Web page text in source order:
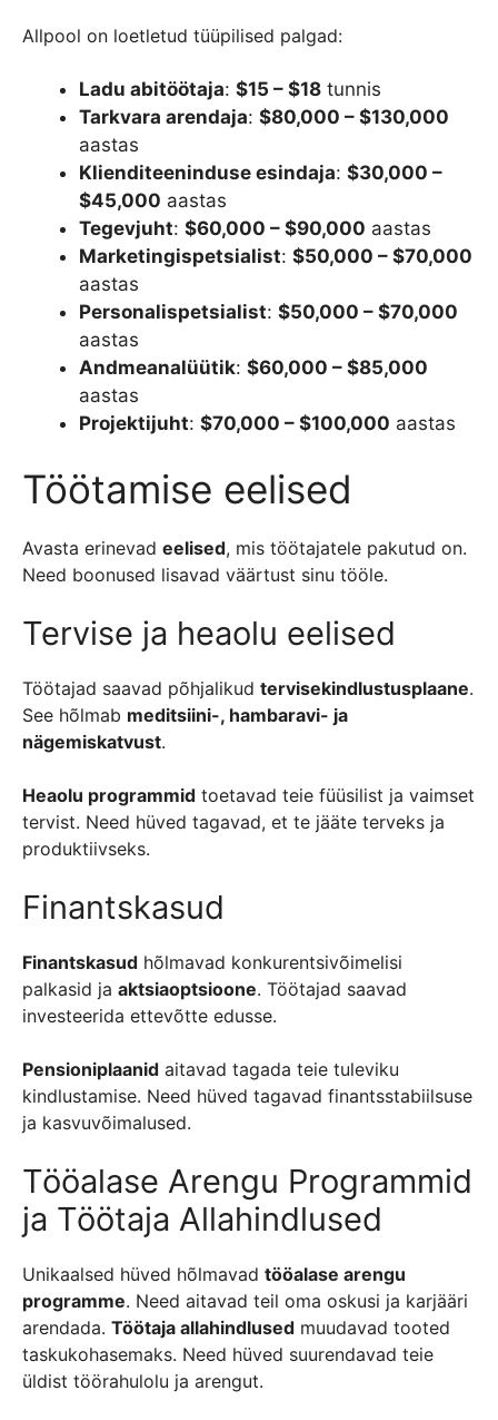
Allpool on loetletud tüüpilised palgad:
Ladu abitöötaja: $15 – $18 tunnis
Tarkvara arendaja: $80,000 – $130,000
aastas
Klienditeeninduse esindaja: $30,000 –
$45,000 aastas
Tegevjuht: $60,000 – $90,000 aastas
Marketingispetsialist: $50,000 – $70,000
aastas
Personalispetsialist: $50,000 – $70,000
aastas
Andmeanalüütik: $60,000 – $85,000
aastas
Projektijuht: $70,000 – $100,000 aastas
Töötamise eelised
Avasta erinevad eelised, mis töötajatele pakutud on.
Need boonused lisavad väärtust sinu tööle.
Tervise ja heaolu eelised
Töötajad saavad põhjalikud tervisekindlustusplaane.
See hõlmab meditsiini-, hambaravi- ja
nägemiskatvust.
Heaolu programmid toetavad teie füüsilist ja vaimset
tervist. Need hüved tagavad, et te jääte terveks ja
produktiivseks.
Finantskasud
Finantskasud hõlmavad konkurentsivõimelisi
palkasid ja aktsiaoptsioone. Töötajad saavad
investeerida ettevõtte edusse.
Pensioniplaanid aitavad tagada teie tuleviku
kindlustamise. Need hüved tagavad finantsstabiilsuse
ja kasvuvõimalused.
Tööalase Arengu Programmid
ja Töötaja Allahindlused
Unikaalsed hüved hõlmavad tööalase arengu
programme. Need aitavad teil oma oskusi ja karjääri
arendada. Töötaja allahindlused muudavad tooted
taskukohasemaks. Need hüved suurendavad teie
üldist töörahulolu ja arengut.